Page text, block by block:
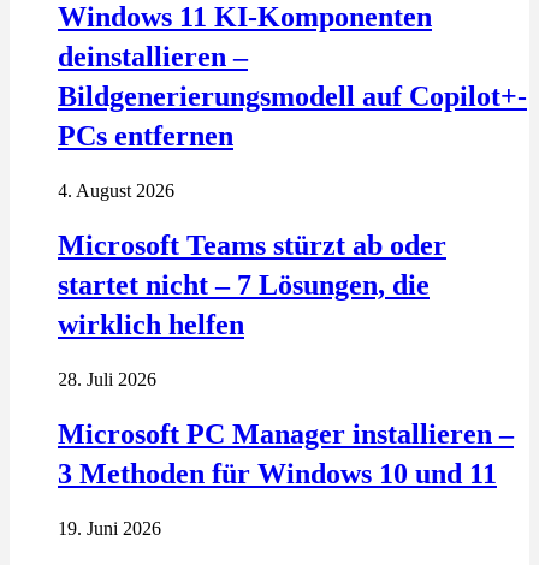
Windows 11 KI-Komponenten
deinstallieren –
Bildgenerierungsmodell auf Copilot+-
PCs entfernen
4. August 2026
Microsoft Teams stürzt ab oder
startet nicht – 7 Lösungen, die
wirklich helfen
28. Juli 2026
Microsoft PC Manager installieren –
3 Methoden für Windows 10 und 11
19. Juni 2026